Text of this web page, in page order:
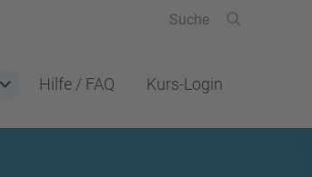
Hilfe / FAQ Kurs-Login